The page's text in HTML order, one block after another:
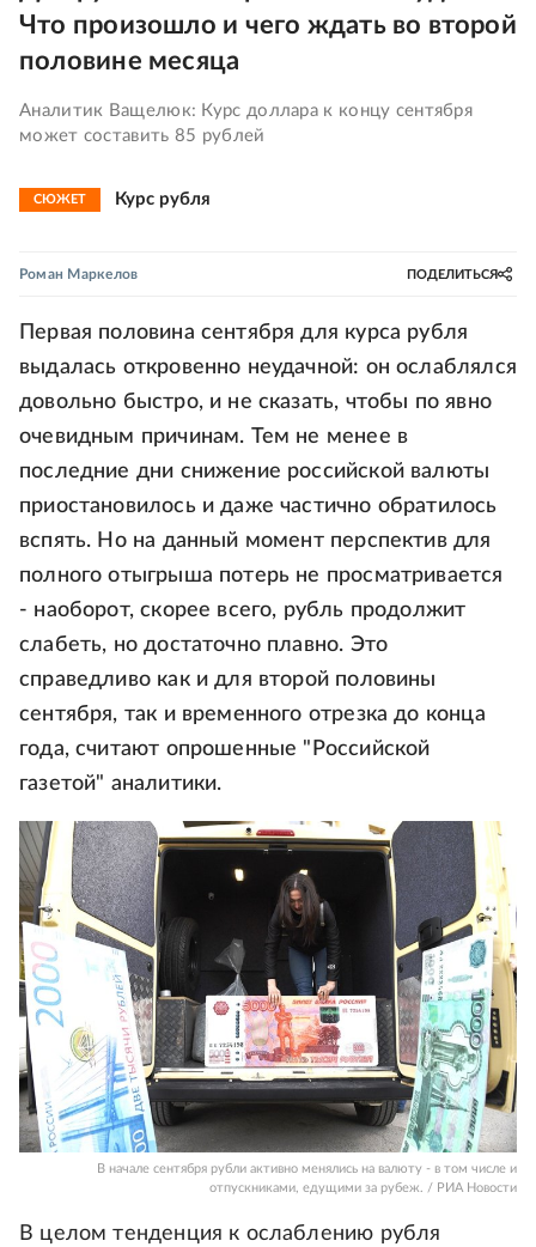
Что произошло и чего ждать во второй
половине месяца
Аналитик Ващелюк: Курс доллара к концу сентября
может составить 85 рублей
СЮЖЕТ Курс рубля
Роман Маркелов ПОДЕЛИТЬСЯ
Первая половина сентября для курса рубля
выдалась откровенно неудачной: он ослаблялся
довольно быстро, и не сказать, чтобы по явно
очевидным причинам. Тем не менее в
последние дни снижение российской валюты
приостановилось и даже частично обратилось
вспять. Но на данный момент перспектив для
полного отыгрыша потерь не просматривается
- наоборот, скорее всего, рубль продолжит
слабеть, но достаточно плавно. Это
справедливо как и для второй половины
сентября, так и временного отрезка до конца
года, считают опрошенные "Российской
газетой" аналитики.
В начале сентября рубли активно менялись на валюту - в том числе и
отпускниками, едущими за рубеж. / РИА Новости
В целом тенденция к ослаблению рубля